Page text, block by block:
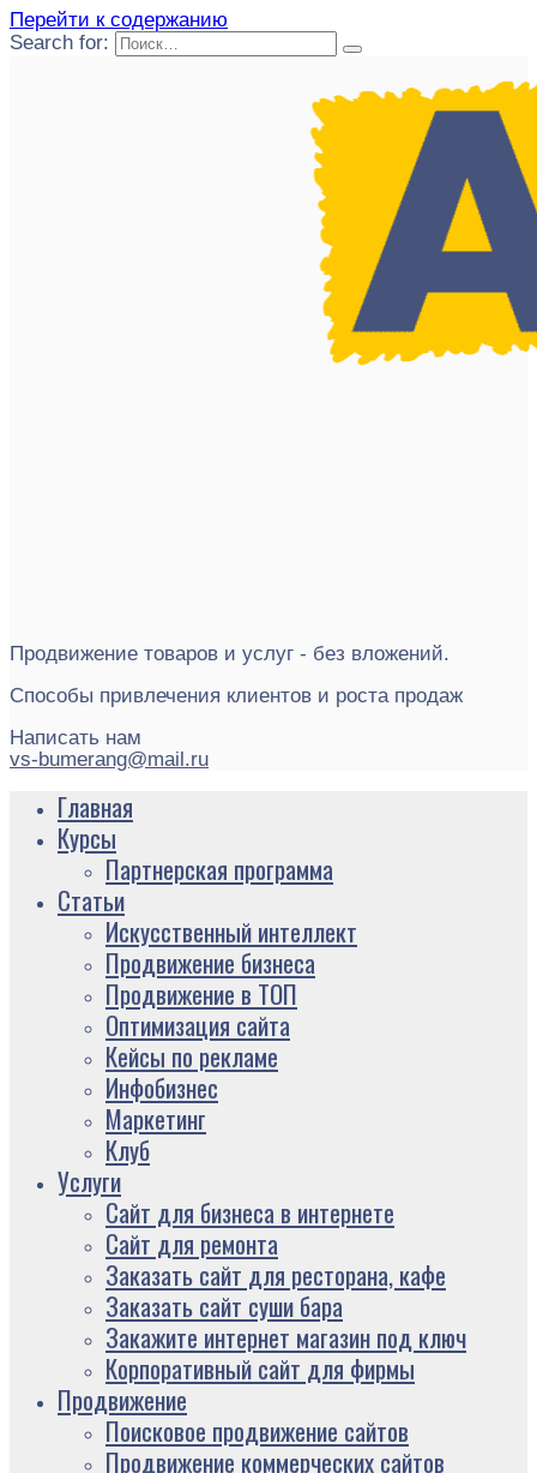
Перейти к содержанию
Search for:
Продвижение товаров и услуг - без вложений.
Способы привлечения клиентов и роста продаж
Написать нам
vs-bumerang@mail.ru
Главная
Курсы
Партнерская программа
Статьи
Искусственный интеллект
Продвижение бизнеса
Продвижение в ТОП
Оптимизация сайта
Кейсы по рекламе
Инфобизнес
Маркетинг
Клуб
Услуги
Сайт для бизнеса в интернете
Сайт для ремонта
Заказать сайт для ресторана, кафе
Заказать сайт суши бара
Закажите интернет магазин под ключ
Корпоративный сайт для фирмы
Продвижение
Поисковое продвижение сайтов
Продвижение коммерческих сайтов